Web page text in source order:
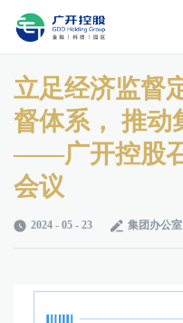
立足经济监督
督体系， 推动
——广开控股
会议
2024 - 05 - 23 集团办公室